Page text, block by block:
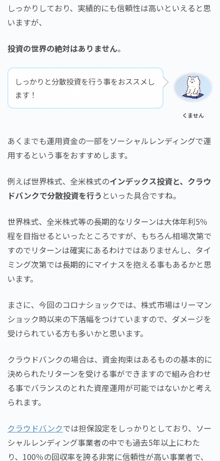
しっかりしており、実績的にも信頼性は高いといえると思
いますが、
投資の世界の絶対はありません。
しっかりと分散投資を行う事をおススメし
ます！
くません
あくまでも運用資金の一部をソーシャルレンディングで運
用するという事をおすすめします。
例えば世界株式、全米株式のインデックス投資と、クラウ
ドバンクで分散投資を行う といった具合ですね。
世界株式、全米株式等の長期的なリターンは大体年利5％
程を目指せるといったところですが、もちろん相場次第で
すのでリターンは確実にあるわけではありませんし、タイ
ミング次第では長期的にマイナスを抱える事もあるかと思
います。
まさに、今回のコロナショックでは、株式市場はリーマン
ショック時以来の下落幅をつけていますので、ダメージを
受けられている方も多いかと思います。
クラウドバンクの場合は、資金拘束はあるものの基本的に
決められたリターンを受ける事ができますので組み合わせ
る事でバランスのとれた資産運用が可能ではないかと考え
られます。
クラウドバンクでは担保設定をしっかりとしており、ソー
シャルレンディング事業者の中でも過去5年以上にわた
り、100％の回収率を誇る非常に信頼性が高い事業者で、